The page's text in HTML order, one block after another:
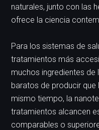
naturales, junto con las
ofrece la ciencia
Para los sistemas de
tratamientos más
muchos ingredientes
baratos de producir
mismo tiempo, la
tratamientos alcancen
comparables o